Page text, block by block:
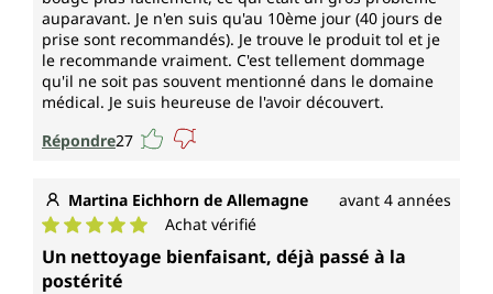
auparavant. Je n'en suis qu'au 10ème jour (40 jours de
prise sont recommandés). Je trouve le produit tol et je
le recommande vraiment. C'est tellement dommage
qu'il ne soit pas souvent mentionné dans le domaine
médical. Je suis heureuse de l'avoir découvert.
Répondre27
Martina Eichhorn de Allemagne avant 4 années
Note moyenne de 5 sur 5 étoiles
Achat vérifié
Un nettoyage bienfaisant, déjà passé à la
postérité